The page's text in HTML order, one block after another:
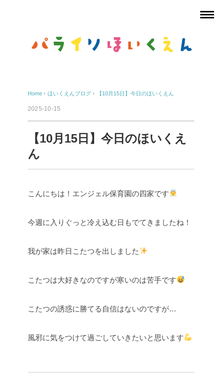
Home › ほいくえんブログ › 【10月15日】今日のほいくえん
2025-10-15
【10月15日】今日のほいくえ
ん
こんにちは！エンジェル保育園の四家です
今週に入りぐっと冷え込む日もでてきましたね！
我が家は昨日こたつを出しました
こたつは大好きなのですが寒いのは苦手です
こたつの誘惑に勝てる自信はないのですが…
風邪に気をつけて過ごしていきたいと思います